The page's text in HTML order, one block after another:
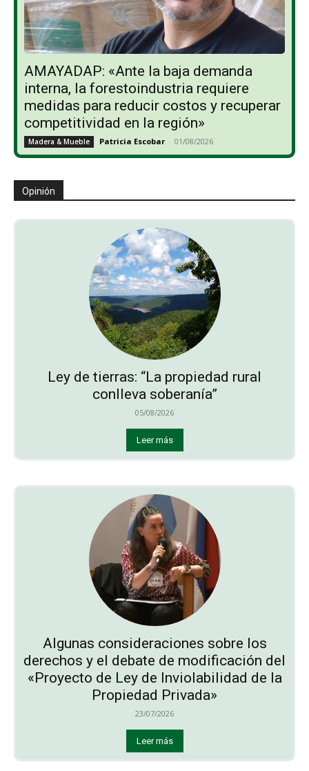
AMAYADAP: «Ante la baja demanda
interna, la forestoindustria requiere
medidas para reducir costos y recuperar
competitividad en la región»
Madera & Mueble Patricia Escobar - 01/08/2026
Opinión
Ley de tierras: “La propiedad rural
conlleva soberanía”
05/08/2026
Leer más
Algunas consideraciones sobre los
derechos y el debate de modificación del
«Proyecto de Ley de Inviolabilidad de la
Propiedad Privada»
23/07/2026
Leer más